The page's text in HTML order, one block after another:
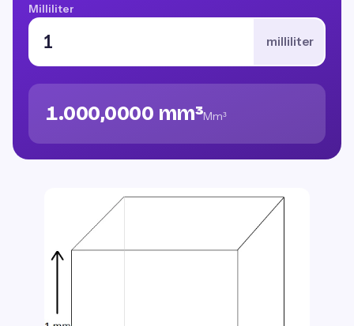
Milliliter
milliliter
1.000,0000 mm³Mm³